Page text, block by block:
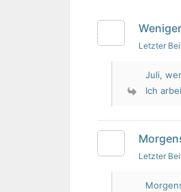
Letzter
Juli,
Ich
Letzter